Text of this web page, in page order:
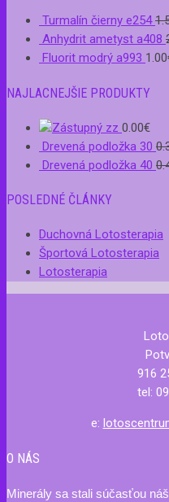
Turmalín čierny e254
Anhydrit ametyst a408
Fluorit modrý a993 1.00
NAJLACNEJŠIE PRODUKTY
zz 0.00€
Drevená podložka 30
Drevená podložka 40
POSLEDNÉ ČLÁNKY
Duchovná Lotosterapia
Športová Lotosterapia
Lotosterapia
916
tel:
e:
O NÁS
Minerály sa stali súčasťou